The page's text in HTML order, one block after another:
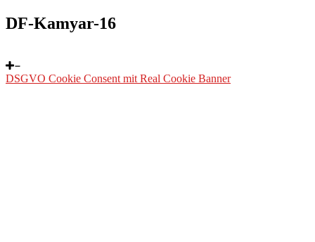
DF-Kamyar-16
DSGVO Cookie Consent mit Real Cookie Banner